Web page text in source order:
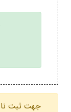
جهت ثبت